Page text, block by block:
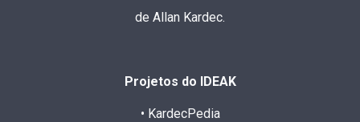
de Allan Kardec.
Projetos do IDEAK
• KardecPedia